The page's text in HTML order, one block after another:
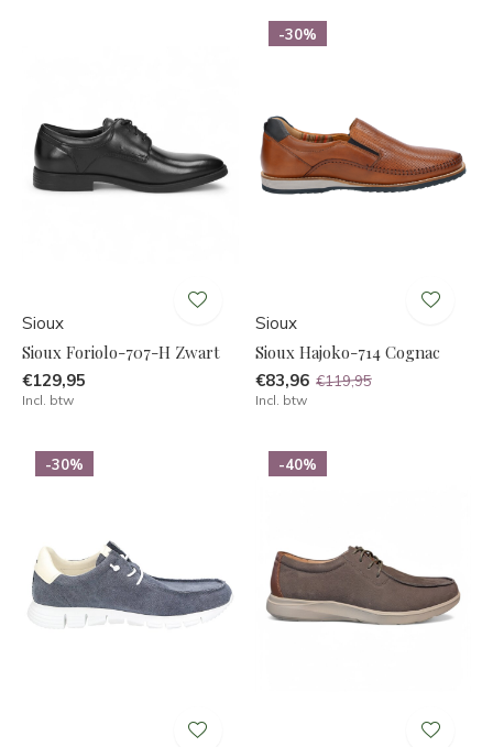
Sioux
Sioux Foriolo-707-H Zwart
€129,95
Incl. btw
-30%
Sioux
Sioux Hajoko-714 Cognac
€83,96 €119,95
Incl. btw
-30% -40%